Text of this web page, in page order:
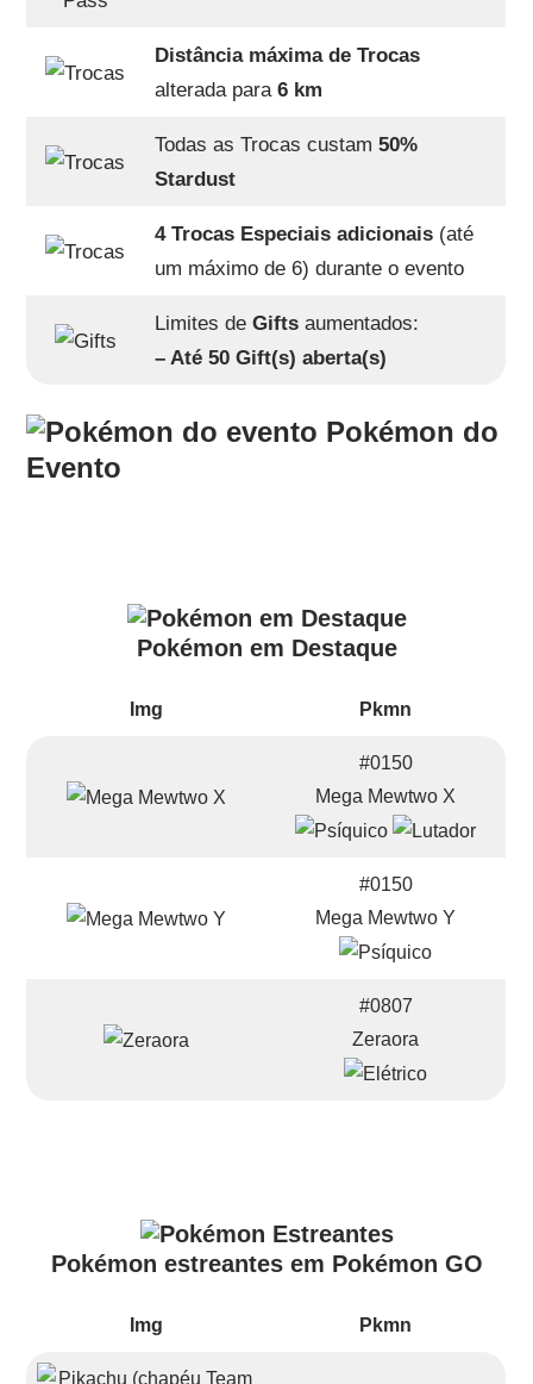
Distância máxima de Trocas
alterada para6 km
Todas as Trocas custam50%
Stardust
4 Trocas Especiais adicionais (até
um máximo de 6) durante o evento
Limites deGifts aumentados:
– Até 50 Gift(s) aberta(s)
Pokémon do
Evento
Pokémon em Destaque
Img Pkmn
#0150
Mega Mewtwo X
#0150
Mega Mewtwo Y
#0807
Zeraora
Pokémon estreantes em Pokémon GO
Img Pkmn